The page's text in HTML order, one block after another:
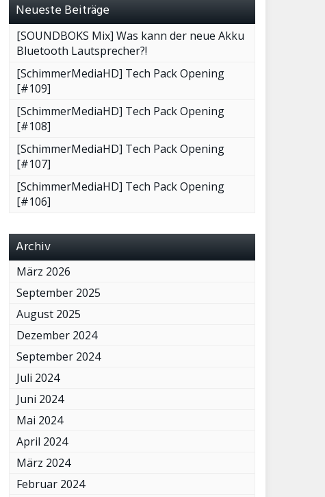
Neueste Beiträge
[SOUNDBOKS Mix] Was kann der neue Akku
Bluetooth Lautsprecher?!
[SchimmerMediaHD] Tech Pack Opening
[#109]
[SchimmerMediaHD] Tech Pack Opening
[#108]
[SchimmerMediaHD] Tech Pack Opening
[#107]
[SchimmerMediaHD] Tech Pack Opening
[#106]
Archiv
März 2026
September 2025
August 2025
Dezember 2024
September 2024
Juli 2024
Juni 2024
Mai 2024
April 2024
März 2024
Februar 2024